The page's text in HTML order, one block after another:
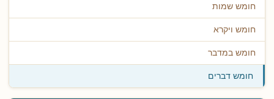
חומש שמות
חומש ויקרא
חומש במדבר
חומש דברים